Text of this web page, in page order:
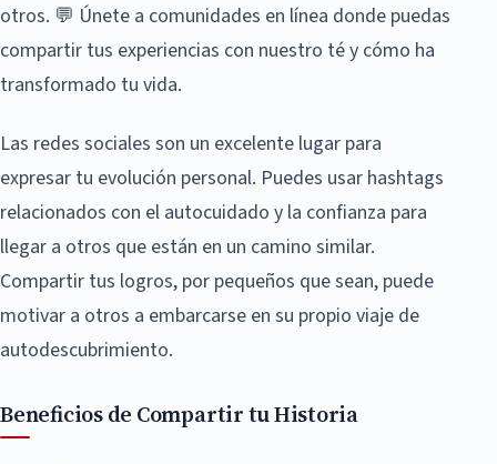
otros. 💬 Únete a comunidades en línea donde puedas
compartir tus experiencias con nuestro té y cómo ha
transformado tu vida.
Las redes sociales son un excelente lugar para
expresar tu evolución personal. Puedes usar hashtags
relacionados con el autocuidado y la confianza para
llegar a otros que están en un camino similar.
Compartir tus logros, por pequeños que sean, puede
motivar a otros a embarcarse en su propio viaje de
autodescubrimiento.
Beneficios de Compartir tu Historia